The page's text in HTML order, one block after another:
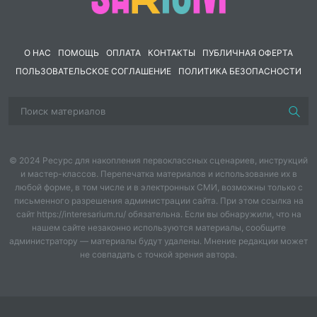
сообщества
6
природа и
человек
3
https
время
https
КОЛИЧЕСТВО
ЧАСОВ ПО
ПРОГРАММЕ
34 2 3.5
ПОУРОЧНОЕ ПЛАНИРОВАНИЕ
5 КЛАСС
О НАС ПОМОЩЬ ОПЛАТА КОНТАКТЫ
ПУБЛИЧНАЯ ОФЕРТА
ПОЛЬЗОВАТЕЛЬСКОЕ СОГЛАШЕНИЕ
ПОЛИТИКА БЕЗОПАСНОСТИ
© 2024 Ресурс для накопления первоклассных сценариев, инструкций
и мастер-классов. Перепечатка материалов и использование их в
любой форме, в том числе и в электронных СМИ, возможны только с
письменного разрешения администрации сайта. При этом ссылка на
сайт https://interesarium.ru/ обязательна. Если вы обнаружили, что на
нашем сайте незаконно используются материалы, сообщите
администратору — материалы будут удалены. Мнение редакции может
не совпадать с точкой зрения автора.